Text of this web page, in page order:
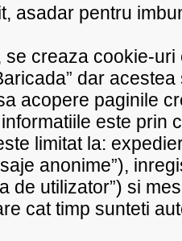
asadar pentru
se creaza cookie-
dar
acopere paginile
este prin
limitat la:
anonime”),
de utilizator”) si
cat timp sunteti